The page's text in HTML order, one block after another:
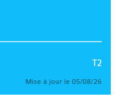
T2
Mise à jour le 05/08/26